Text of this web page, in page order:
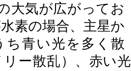
大気が広がってお
素の場合、主星か
ち青い光を多く散
ー散乱）、赤い